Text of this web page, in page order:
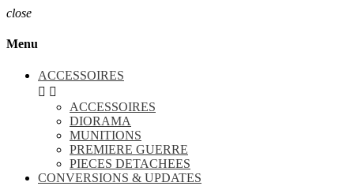
close
Menu
ACCESSOIRES
 
ACCESSOIRES
DIORAMA
MUNITIONS
PREMIERE GUERRE
PIECES DETACHEES
CONVERSIONS & UPDATES